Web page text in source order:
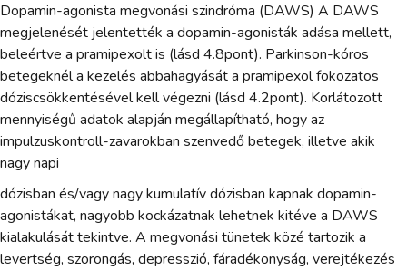
Dopamin-agonista megvonási szindróma (DAWS) A DAWS
megjelenését jelentették a dopamin-agonisták adása mellett,
beleértve a pramipexolt is (lásd 4.8pont). Parkinson-kóros
betegeknél a kezelés abbahagyását a pramipexol fokozatos
dóziscsökkentésével kell végezni (lásd 4.2pont). Korlátozott
mennyiségű adatok alapján megállapítható, hogy az
impulzuskontroll-zavarokban szenvedő betegek, illetve akik
nagy napi
dózisban és/vagy nagy kumulatív dózisban kapnak dopamin-
agonistákat, nagyobb kockázatnak lehetnek kitéve a DAWS
kialakulását tekintve. A megvonási tünetek közé tartozik a
levertség, szorongás, depresszió, fáradékonyság, verejtékezés